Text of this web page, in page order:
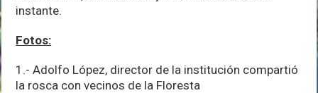
instante.
Fotos:
1.- Adolfo López, director de la institución compartió
la rosca con vecinos de la Floresta